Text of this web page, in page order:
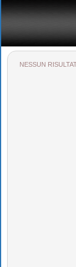
NESSUN